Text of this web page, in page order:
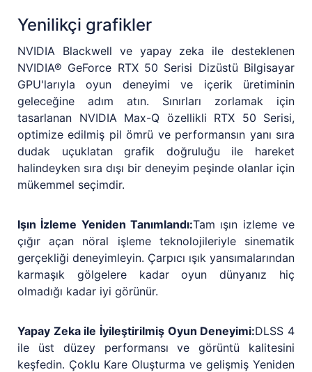
Yenilikçi grafikler
NVIDIA Blackwell ve yapay zeka ile desteklenen
NVIDIA® GeForce RTX 50 Serisi Dizüstü Bilgisayar
GPU'larıyla oyun deneyimi ve içerik üretiminin
geleceğine adım atın. Sınırları zorlamak için
tasarlanan NVIDIA Max-Q özellikli RTX 50 Serisi,
optimize edilmiş pil ömrü ve performansın yanı sıra
dudak uçuklatan grafik doğruluğu ile hareket
halindeyken sıra dışı bir deneyim peşinde olanlar için
mükemmel seçimdir.
Işın İzleme Yeniden Tanımlandı:Tam ışın izleme ve
çığır açan nöral işleme teknolojileriyle sinematik
gerçekliği deneyimleyin. Çarpıcı ışık yansımalarından
karmaşık gölgelere kadar oyun dünyanız hiç
olmadığı kadar iyi görünür.
Yapay Zeka ile İyileştirilmiş Oyun Deneyimi:DLSS 4
ile üst düzey performansı ve görüntü kalitesini
keşfedin. Çoklu Kare Oluşturma ve gelişmiş Yeniden